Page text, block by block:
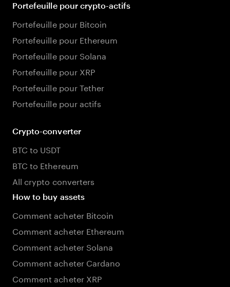
Portefeuille pour crypto-actifs
Portefeuille pour Bitcoin
Portefeuille pour Ethereum
Portefeuille pour Solana
Portefeuille pour XRP
Portefeuille pour Tether
Portefeuille pour actifs
Crypto-converter
BTC to USDT
BTC to Ethereum
All crypto converters
How to buy assets
Comment acheter Bitcoin
Comment acheter Ethereum
Comment acheter Solana
Comment acheter Cardano
Comment acheter XRP